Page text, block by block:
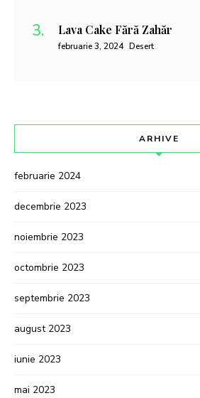
Lava Cake Fără Zahăr
februarie 3, 2024 Desert
ARHIVE
februarie 2024
decembrie 2023
noiembrie 2023
octombrie 2023
septembrie 2023
august 2023
iunie 2023
mai 2023